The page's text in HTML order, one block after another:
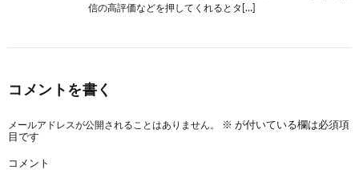
信の高評価などを押してくれるとタ[…]
コメントを書く
メールアドレスが公開されることはありません。 ※ が付いている欄は必須項
目です
コメント